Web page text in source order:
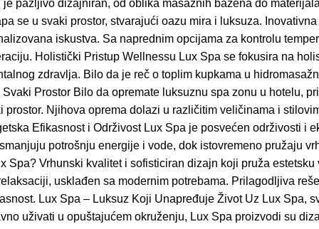
pažljivo dizajniran, od oblika masažnih bazena do
se u svaki prostor, stvarajući oazu mira i luksuza.
iskustva. Sa naprednim opcijama za kontrolu
Holistički Pristup Wellnessu Lux Spa se fokusira na
zdravlja. Bilo da je reč o toplim kupkama u
Prostor Bilo da opremate luksuznu spa zonu u hotelu,
Njihova oprema dolazi u različitim veličinama i
Efikasnost i Održivost Lux Spa je posvećen održivosti i
potrošnju energije i vode, dok istovremeno pružaju
Spa? Vrhunski kvalitet i sofisticiran dizajn koji pruža
usklađen sa modernim potrebama. Prilagodljiva
Lux Spa – Luksuz Koji Unapređuje Život Uz Lux Spa,
uživati u opuštajućem okruženju, Lux Spa proizvodi su